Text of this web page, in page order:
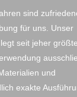
sind
für uns. Unser
seit jeher
und
exakte